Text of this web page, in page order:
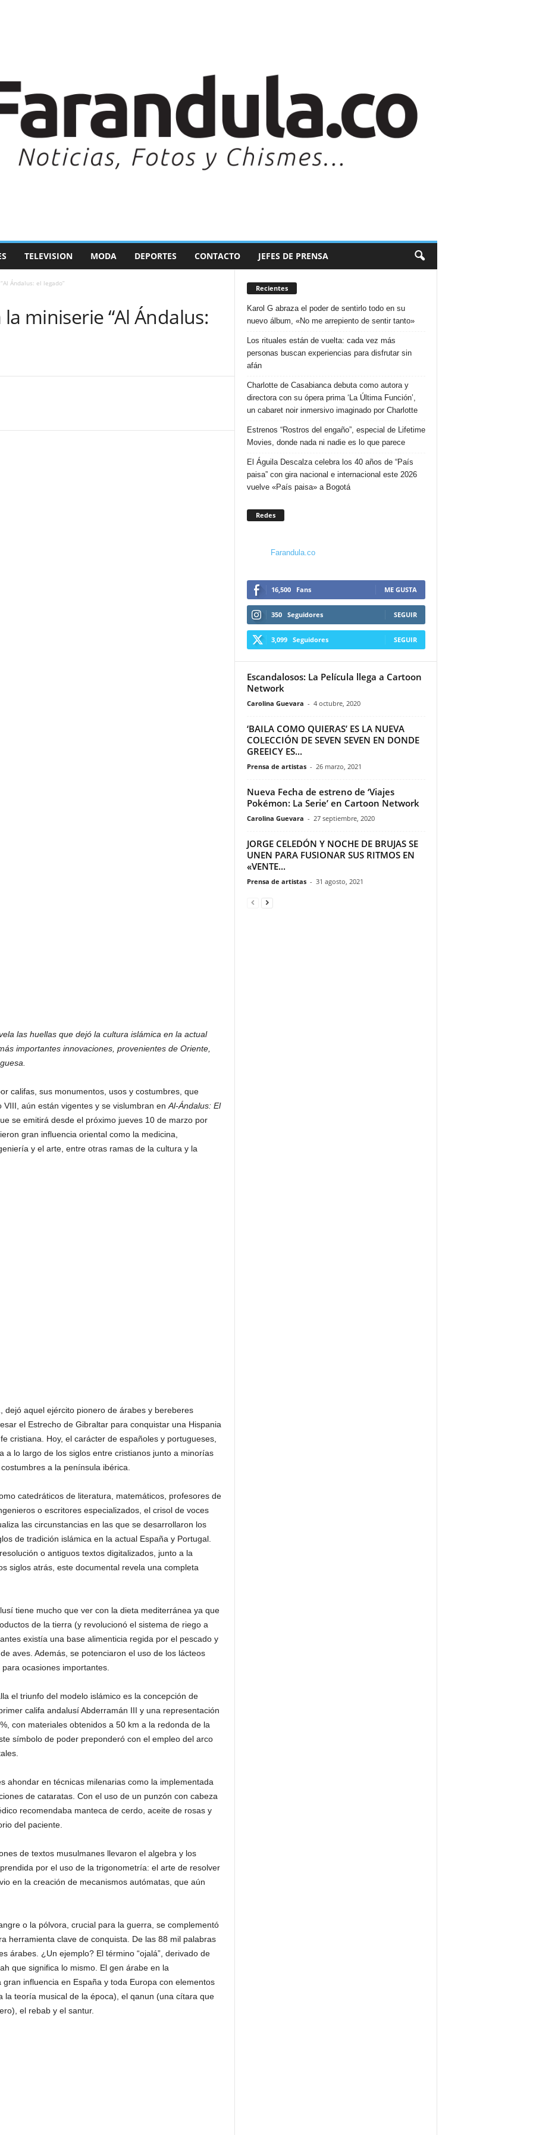
TELEVISION MODA DEPORTES CONTACTO JEFES DE PRENSA
Ándalus: el legado”
la miniserie “Al Ándalus:
las huellas que dejó la cultura islámica en la actual
importantes innovaciones, provenientes de Oriente,
califas, sus monumentos, usos y costumbres, que
aún están vigentes y se vislumbran en Al-Ándalus: El
se emitirá desde el próximo jueves 10 de marzo por
gran influencia oriental como la medicina,
y el arte, entre otras ramas de la cultura y la
dejó aquel ejército pionero de árabes y bereberes
el Estrecho de Gibraltar para conquistar una Hispania
cristiana. Hoy, el carácter de españoles y portugueses,
a lo largo de los siglos entre cristianos junto a minorías
a la península ibérica.
catedráticos de literatura, matemáticos, profesores de
o escritores especializados, el crisol de voces
las circunstancias en las que se desarrollaron los
de tradición islámica en la actual España y Portugal.
o antiguos textos digitalizados, junto a la
siglos atrás, este documental revela una completa
tiene mucho que ver con la dieta mediterránea ya que
de la tierra (y revolucionó el sistema de riego a
existía una base alimenticia regida por el pescado y
aves. Además, se potenciaron el uso de los lácteos
ocasiones importantes.
el triunfo del modelo islámico es la concepción de
califa andalusí Abderramán III y una representación
con materiales obtenidos a 50 km a la redonda de la
símbolo de poder preponderó con el empleo del arco
ahondar en técnicas milenarias como la implementada
de cataratas. Con el uso de un punzón con cabeza
recomendaba manteca de cerdo, aceite de rosas y
del paciente.
de textos musulmanes llevaron el algebra y los
por el uso de la trigonometría: el arte de resolver
en la creación de mecanismos autómatas, que aún
o la pólvora, crucial para la guerra, se complementó
herramienta clave de conquista. De las 88 mil palabras
árabes. ¿Un ejemplo? El término “ojalá”, derivado de
que significa lo mismo. El gen árabe en la
influencia en España y toda Europa con elementos
la teoría musical de la época), el qanun (una cítara que
el rebab y el santur.
Recientes
Karol G abraza el poder de sentirlo todo en su
nuevo álbum, «No me arrepiento de sentir tanto»
Los rituales están de vuelta: cada vez más
personas buscan experiencias para disfrutar sin
afán
Charlotte de Casabianca debuta como autora y
directora con su ópera prima ‘La Última Función’,
un cabaret noir inmersivo imaginado por Charlotte
Estrenos “Rostros del engaño”, especial de Lifetime
Movies, donde nada ni nadie es lo que parece
El Águila Descalza celebra los 40 años de “País
paisa” con gira nacional e internacional este 2026
vuelve «País paisa» a Bogotá
Redes
Farandula.co
16,500 Fans ME GUSTA
350 Seguidores SEGUIR
3,099 Seguidores SEGUIR
Escandalosos: La Película llega a Cartoon
Network
Carolina Guevara - 4 octubre, 2020
‘BAILA COMO QUIERAS’ ES LA NUEVA
COLECCIÓN DE SEVEN SEVEN EN DONDE
GREEICY ES...
Prensa de artistas - 26 marzo, 2021
Nueva Fecha de estreno de ‘Viajes
Pokémon: La Serie’ en Cartoon Network
Carolina Guevara - 27 septiembre, 2020
JORGE CELEDÓN Y NOCHE DE BRUJAS SE
UNEN PARA FUSIONAR SUS RITMOS EN
«VENTE...
Prensa de artistas - 31 agosto, 2021